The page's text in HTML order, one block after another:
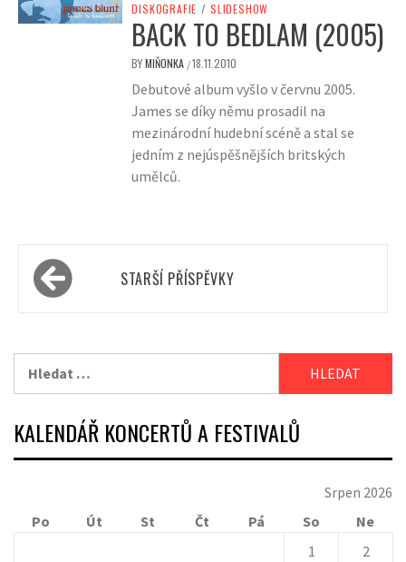
DISKOGRAFIE / SLIDESHOW
BACK TO BEDLAM (2005)
BYMIŇONKA /18.11.2010
Debutové album vyšlo v červnu 2005.
James se díky němu prosadil na
mezinárodní hudební scéně a stal se
jedním z nejúspěšnějších britských
umělců.
Navigace
pro STARŠÍ PŘÍSPĚVKY
KALENDÁŘ KONCERTŮ A FESTIVALŮ
Srpen 2026
Po
Út St Čt Pá So
Ne
1
2